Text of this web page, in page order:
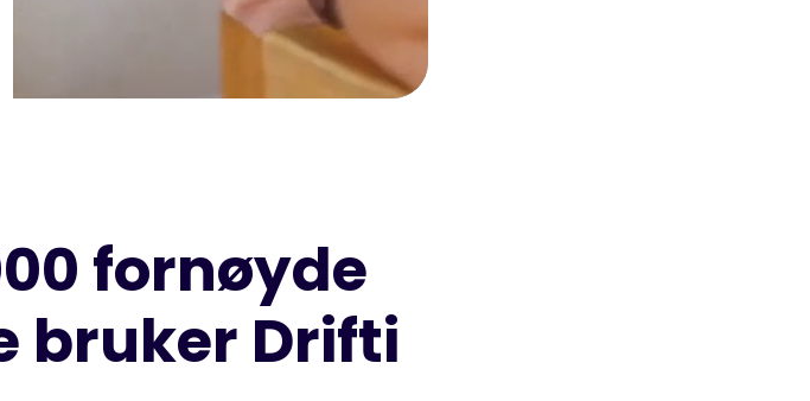
fornøyde
bruker Drifti